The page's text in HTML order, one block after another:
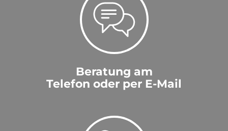
Beratung am
Telefon oder per E-Mail